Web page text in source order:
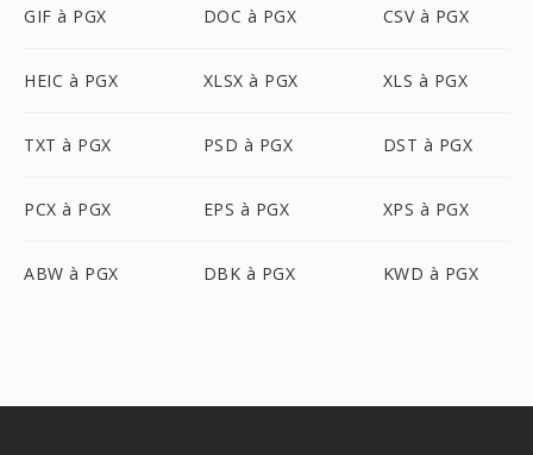
GIF à PGX DOC à PGX CSV à PGX
HEIC à PGX XLSX à PGX XLS à PGX
TXT à PGX PSD à PGX DST à PGX
PCX à PGX EPS à PGX XPS à PGX
ABW à PGX DBK à PGX KWD à PGX